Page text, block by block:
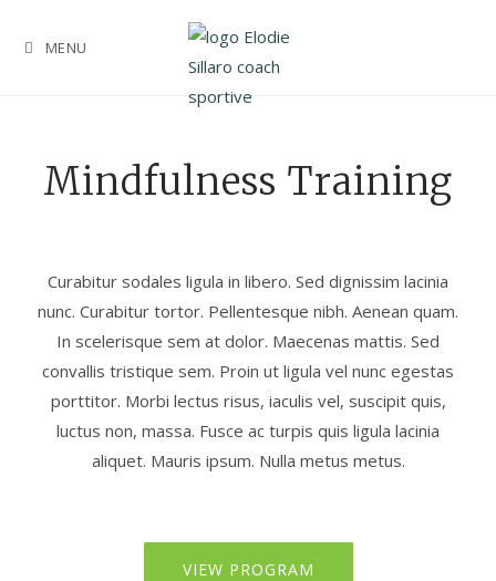
MENU
Mindfulness Training
Curabitur sodales ligula in libero. Sed dignissim lacinia
nunc. Curabitur tortor. Pellentesque nibh. Aenean quam.
In scelerisque sem at dolor. Maecenas mattis. Sed
convallis tristique sem. Proin ut ligula vel nunc egestas
porttitor. Morbi lectus risus, iaculis vel, suscipit quis,
luctus non, massa. Fusce ac turpis quis ligula lacinia
aliquet. Mauris ipsum. Nulla metus metus.
VIEW PROGRAM